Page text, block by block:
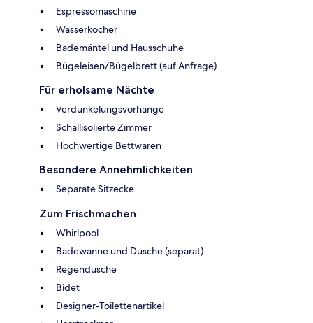
Espressomaschine
Wasserkocher
Bademäntel und Hausschuhe
Bügeleisen/Bügelbrett (auf Anfrage)
Für erholsame Nächte
Verdunkelungsvorhänge
Schallisolierte Zimmer
Hochwertige Bettwaren
Besondere Annehmlichkeiten
Separate Sitzecke
Zum Frischmachen
Whirlpool
Badewanne und Dusche (separat)
Regendusche
Bidet
Designer-Toilettenartikel